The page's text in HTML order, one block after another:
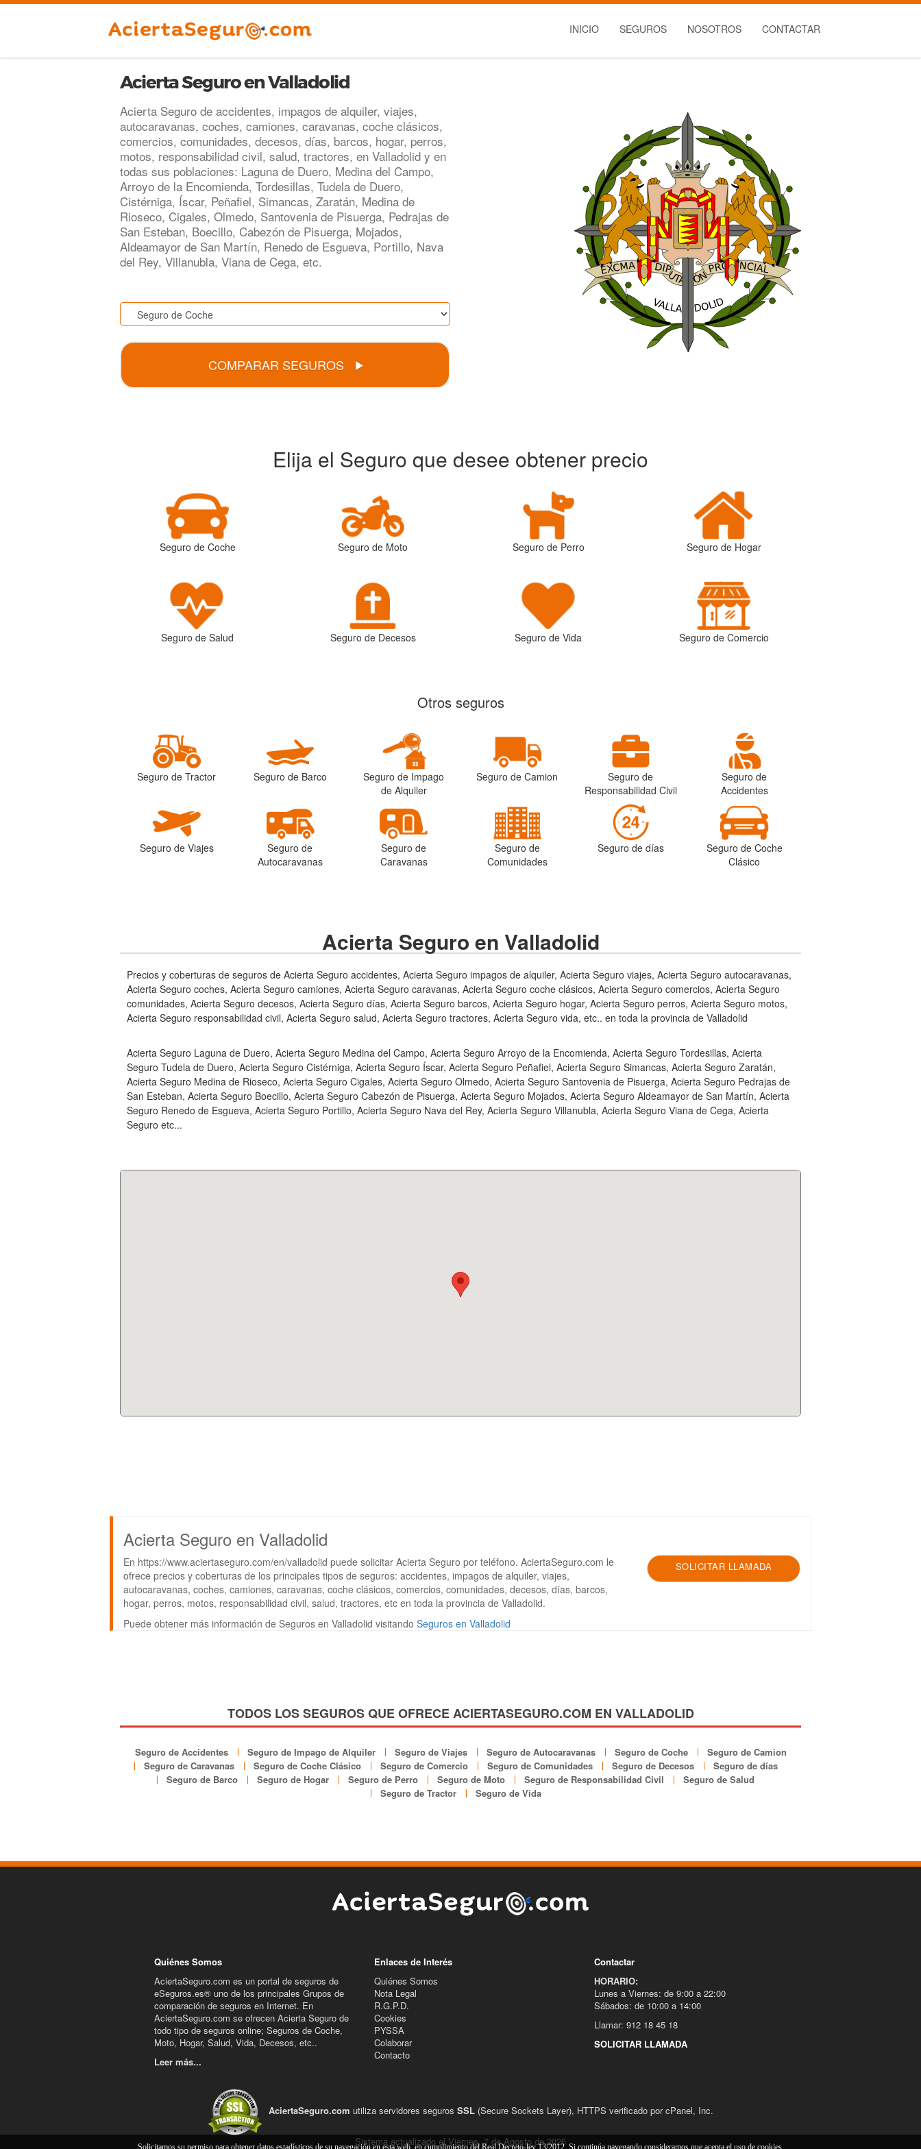
INICIO SEGUROS NOSOTROS CONTACTAR
Acierta Seguro en Valladolid
Acierta Seguro de accidentes, impagos de alquiler, viajes,
autocaravanas, coches, camiones, caravanas, coche clásicos,
comercios, comunidades, decesos, días, barcos, hogar, perros,
motos, responsabilidad civil, salud, tractores, en Valladolid y en
todas sus poblaciones: Laguna de Duero, Medina del Campo,
Arroyo de la Encomienda, Tordesillas, Tudela de Duero,
Cistérniga, Íscar, Peñafiel, Simancas, Zaratán, Medina de
Rioseco, Cigales, Olmedo, Santovenia de Pisuerga, Pedrajas de
San Esteban, Boecillo, Cabezón de Pisuerga, Mojados,
Aldeamayor de San Martín, Renedo de Esgueva, Portillo, Nava
del Rey, Villanubla, Viana de Cega, etc.
COMPARAR SEGUROS
Elija el Seguro que desee obtener precio
Seguro de Coche Seguro de Moto Seguro de Perro Seguro de Hogar
Seguro de Salud Seguro de Decesos Seguro de Vida Seguro de Comercio
Otros seguros
Seguro de Tractor Seguro de Barco
Seguro de Impago
de Alquiler
Seguro de Camion
Seguro de
Responsabilidad Civil
Seguro de
Accidentes
Seguro de Viajes
Seguro de
Autocaravanas
Seguro de
Caravanas
Seguro de
Comunidades
Seguro de días
Seguro de Coche
Clásico
Acierta Seguro en Valladolid
Precios y coberturas de seguros de Acierta Seguro accidentes, Acierta Seguro impagos de alquiler, Acierta Seguro viajes, Acierta Seguro autocaravanas,
Acierta Seguro coches, Acierta Seguro camiones, Acierta Seguro caravanas, Acierta Seguro coche clásicos, Acierta Seguro comercios, Acierta Seguro
comunidades, Acierta Seguro decesos, Acierta Seguro días, Acierta Seguro barcos, Acierta Seguro hogar, Acierta Seguro perros, Acierta Seguro motos,
Acierta Seguro responsabilidad civil, Acierta Seguro salud, Acierta Seguro tractores, Acierta Seguro vida, etc.. en toda la provincia de Valladolid
Acierta Seguro Laguna de Duero, Acierta Seguro Medina del Campo, Acierta Seguro Arroyo de la Encomienda, Acierta Seguro Tordesillas, Acierta
Seguro Tudela de Duero, Acierta Seguro Cistérniga, Acierta Seguro Íscar, Acierta Seguro Peñafiel, Acierta Seguro Simancas, Acierta Seguro Zaratán,
Acierta Seguro Medina de Rioseco, Acierta Seguro Cigales, Acierta Seguro Olmedo, Acierta Seguro Santovenia de Pisuerga, Acierta Seguro Pedrajas de
San Esteban, Acierta Seguro Boecillo, Acierta Seguro Cabezón de Pisuerga, Acierta Seguro Mojados, Acierta Seguro Aldeamayor de San Martín, Acierta
Seguro Renedo de Esgueva, Acierta Seguro Portillo, Acierta Seguro Nava del Rey, Acierta Seguro Villanubla, Acierta Seguro Viana de Cega, Acierta
Seguro etc...
Acierta Seguro en Valladolid
En https://www.aciertaseguro.com/en/valladolid puede solicitar Acierta Seguro por teléfono. AciertaSeguro.com le
ofrece precios y coberturas de los principales tipos de seguros: accidentes, impagos de alquiler, viajes,
autocaravanas, coches, camiones, caravanas, coche clásicos, comercios, comunidades, decesos, días, barcos,
hogar, perros, motos, responsabilidad civil, salud, tractores, etc en toda la provincia de Valladolid.
Puede obtener más información de Seguros en Valladolid visitando Seguros en Valladolid
SOLICITAR LLAMADA
TODOS LOS SEGUROS QUE OFRECE ACIERTASEGURO.COM EN VALLADOLID
Seguro de Accidentes Seguro de Impago de Alquiler Seguro de Viajes Seguro de Autocaravanas Seguro de Coche
Seguro de Camion
Seguro de Caravanas
Seguro de Coche Clásico Seguro de Comercio Seguro de Comunidades Seguro de Decesos
Seguro de días
Seguro de Barco
Seguro de Hogar Seguro de Perro Seguro de Moto Seguro de Responsabilidad Civil
Seguro de Salud
Seguro de Tractor
Seguro de Vida
Quiénes Somos
AciertaSeguro.com es un portal de seguros de
eSeguros.es® uno de los principales Grupos de
comparación de seguros en Internet. En
AciertaSeguro.com se ofrecen Acierta Seguro de
todo tipo de seguros online; Seguros de Coche,
Moto, Hogar, Salud, Vida, Decesos, etc..
Leer más...
Enlaces de Interés
Quiénes Somos
Nota Legal
R.G.P.D.
Cookies
PYSSA
Colaborar
Contacto
Contactar
HORARIO:
Lunes a Viernes: de 9:00 a 22:00
Sábados: de 10:00 a 14:00
Llamar: 912 18 45 18
SOLICITAR LLAMADA
AciertaSeguro.com utiliza servidores seguros SSL (Secure Sockets Layer), HTTPS verificado por cPanel, Inc.
Sistema actualizado el Viernes, 7 de Agosto de 2026
Solicitamos su permiso para obtener datos estadísticos de su navegación en esta web, en cumplimiento del Real Decreto-ley 13/2012. Si continúa navegando consideramos que acepta el uso de cookies.